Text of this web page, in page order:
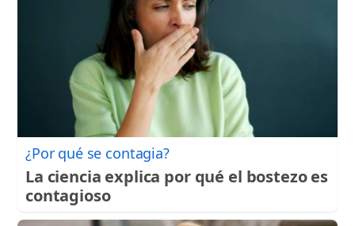
¿Por qué se contagia?
La ciencia explica por qué el bostezo es
contagioso